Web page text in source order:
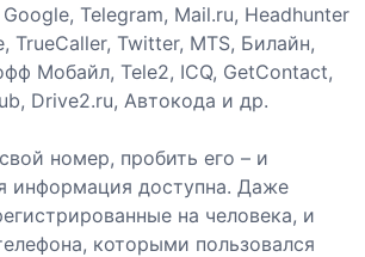
Telegram, Mail.ru, Headhunter
TrueCaller, Twitter, MTS, Билайн,
Мобайл, Tele2, ICQ, GetContact,
Drive2.ru, Автокода и др.
номер, пробить его – и
информация доступна. Даже
на человека, и
которыми пользовался